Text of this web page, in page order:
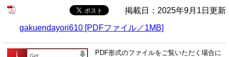
掲載日：2025年9月1日更新
gakuendayori610 [PDFファイル／1MB]
PDF形式のファイルをご覧いただく場合に